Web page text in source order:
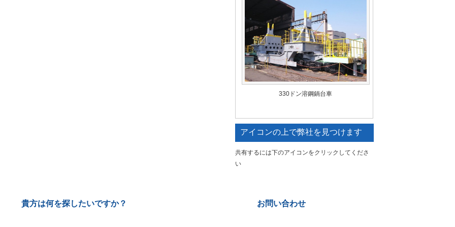
330ドン溶鋼鍋台車
アイコンの上で弊社を見つけます
共有するには下のアイコンをクリックしてくださ
い
お問い合わせ
貴方は何を探したいですか？